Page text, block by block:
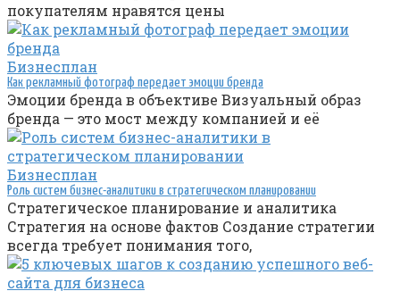
покупателям нравятся цены
Бизнесплан
Как рекламный фотограф передает эмоции бренда
Эмоции бренда в объективе Визуальный образ
бренда — это мост между компанией и её
Бизнесплан
Роль систем бизнес-аналитики в стратегическом планировании
Стратегическое планирование и аналитика
Стратегия на основе фактов Создание стратегии
всегда требует понимания того,